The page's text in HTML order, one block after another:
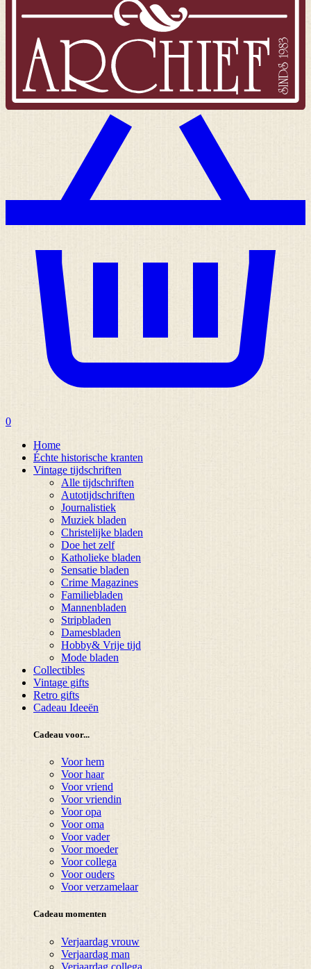
0
Home
Échte historische kranten
Vintage tijdschriften
Alle tijdschriften
Autotijdschriften
Journalistiek
Muziek bladen
Christelijke bladen
Doe het zelf
Katholieke bladen
Sensatie bladen
Crime Magazines
Familiebladen
Mannenbladen
Stripbladen
Damesbladen
Hobby& Vrije tijd
Mode bladen
Collectibles
Vintage gifts
Retro gifts
Cadeau Ideeën
Cadeau voor...
Voor hem
Voor haar
Voor vriend
Voor vriendin
Voor opa
Voor oma
Voor vader
Voor moeder
Voor collega
Voor ouders
Voor verzamelaar
Cadeau momenten
Verjaardag vrouw
Verjaardag man
Verjaardag collega